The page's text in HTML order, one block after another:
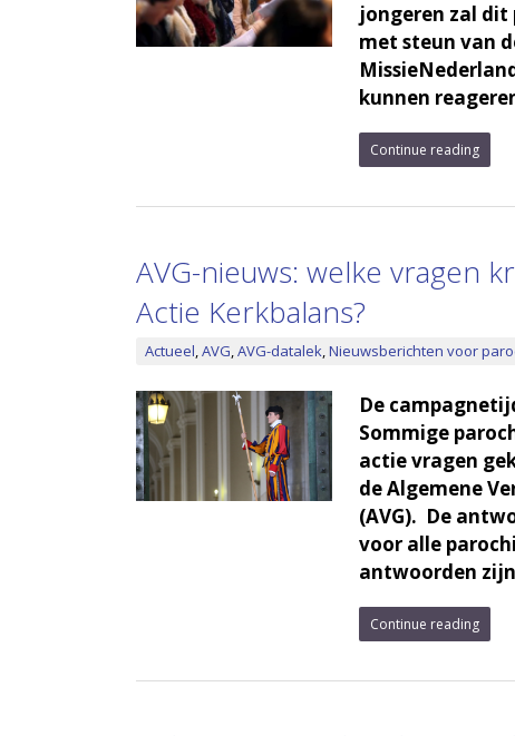
jongeren zal
met steun van
kunnen
Continue reading
AVG-nieuws: welke vragen
Actie Kerkbalans?
Actueel,AVG,AVG-datalek,Nieuwsberichten voor
De
Sommige
actie vragen
de Algemene
(AVG). De
voor alle
antwoorden
Continue reading